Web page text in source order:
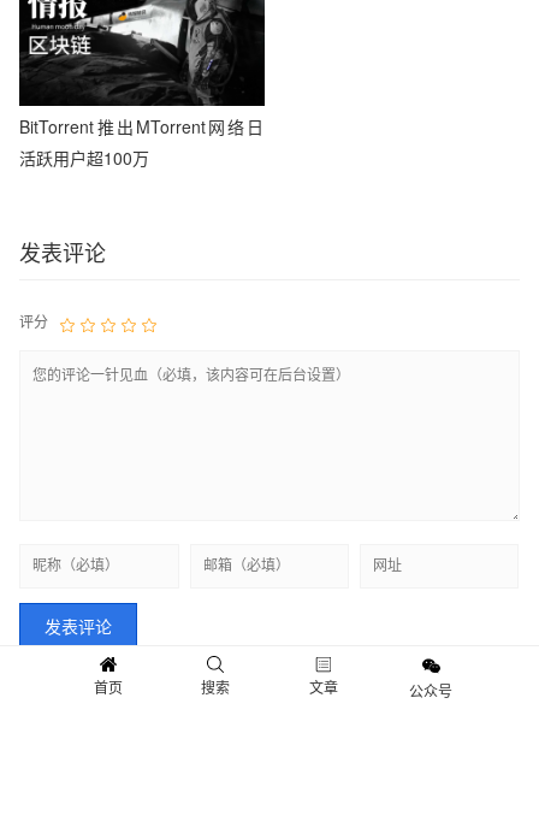
BitTorrent推出ΜTorrent网络日
活跃用户超100万
发表评论
评分
首页 搜索 文章 公众号